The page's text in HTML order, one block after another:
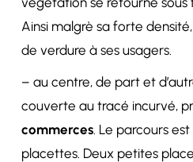
Ainsi malgrè sa forte
de verdure à ses usagers.
– au centre, de part et
couverte au tracé incurvé,
commerces. Le parcours
placettes. Deux petites